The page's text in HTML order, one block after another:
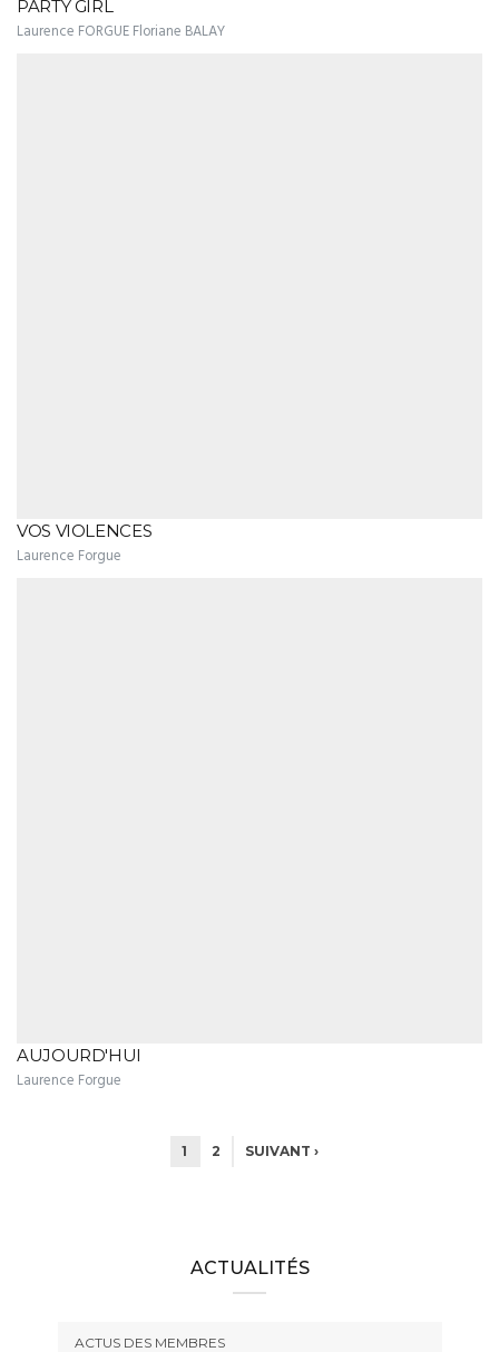
PARTY GIRL
Laurence FORGUE Floriane BALAY
VOS VIOLENCES
Laurence Forgue
AUJOURD'HUI
Laurence Forgue
1 2 SUIVANT ›
ACTUALITÉS
ACTUS DES MEMBRES